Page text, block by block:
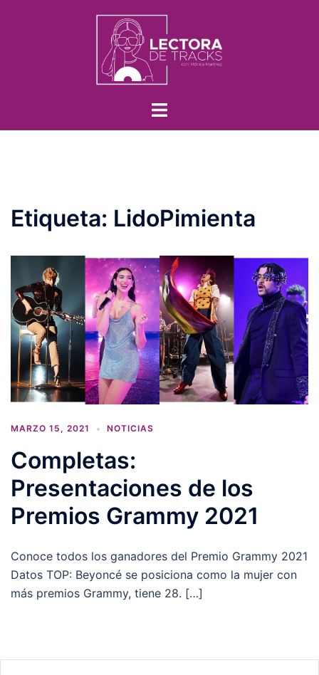
Etiqueta: LidoPimienta
MARZO 15, 2021 NOTICIAS
Completas:
Presentaciones de los
Premios Grammy 2021
Conoce todos los ganadores del Premio Grammy 2021
Datos TOP: Beyoncé se posiciona como la mujer con
más premios Grammy, tiene 28. […]